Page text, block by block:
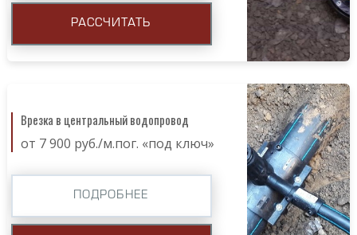
РАССЧИТАТЬ
Врезка в центральный водопровод
от 7 900 руб./м.пог. «под ключ»
ПОДРОБНЕЕ